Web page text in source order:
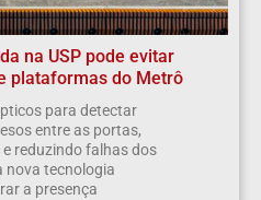
na USP pode evitar
plataformas do Metrô
para detectar
entre as portas,
reduzindo falhas dos
nova tecnologia
a presença